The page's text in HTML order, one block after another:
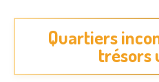
Quartiers
trésors